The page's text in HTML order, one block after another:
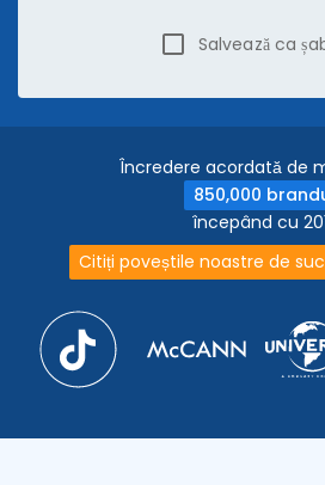
Salvează ca
Încredere acordată de
850,000
începând cu
Citiți poveștile noastre de